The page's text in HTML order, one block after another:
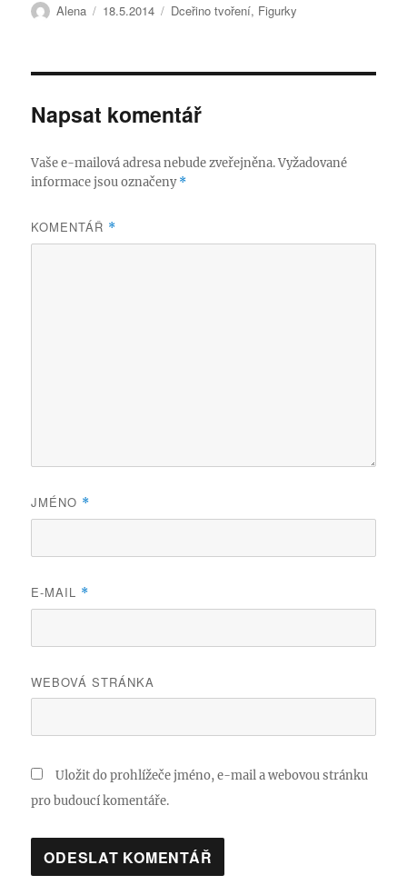
Autor:
Alena Publikováno:
18.5.2014 Rubriky:
Dceřino tvoření, Figurky
Napsat komentář
Vaše e-mailová adresa nebude zveřejněna. Vyžadované
informace jsou označeny*
KOMENTÁŘ *
JMÉNO *
E-MAIL *
WEBOVÁ STRÁNKA
Uložit do prohlížeče jméno, e-mail a webovou stránku
pro budoucí komentáře.